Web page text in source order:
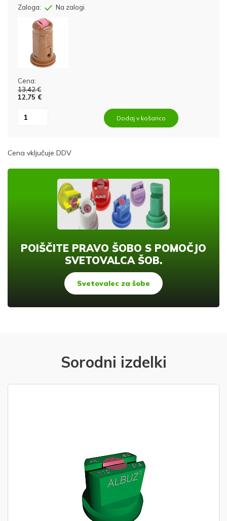
Zaloga:
Na zalogi
Cena:
13,42 €
12,75 €
Dodaj v košarico
Cena vključuje DDV
POIŠČITE PRAVO ŠOBO S POMOČJO
SVETOVALCA ŠOB.
Svetovalec za šobe
Sorodni izdelki